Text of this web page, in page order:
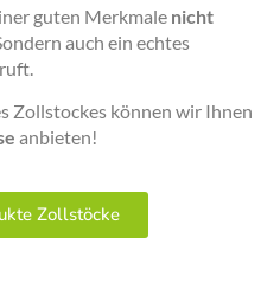
guten Merkmale nicht
auch ein echtes
Zollstockes können wir Ihnen
anbieten!
Zollstöcke